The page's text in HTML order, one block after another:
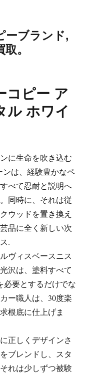
ーブランド,
。
コピー ア
ル ホワイ
に生命を吹き込む
ンは、経験豊かなペ
べて忍耐と説明へ
同時に、それは従
ウッドを置き換え
品に全く新しい次
.
ヴィスベースニス
沢は、塗料すべて
必要とするだけでな
ー職人は、30度楽
根底に仕上げま
正しくデザインさ
ブレンドし、スタ
れは少しずつ被験